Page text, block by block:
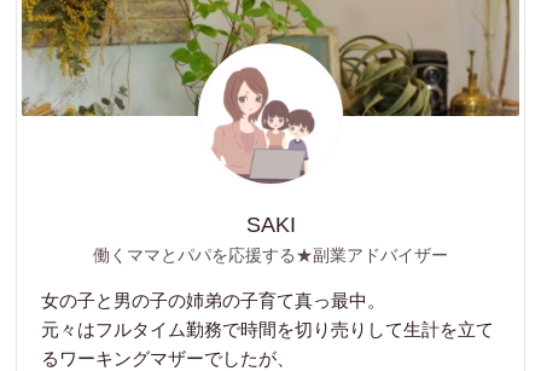
SAKI
働くママとパパを応援する★副業アドバイザー
女の子と男の子の姉弟の子育て真っ最中。
元々はフルタイム勤務で時間を切り売りして生計を立て
るワーキングマザーでしたが、